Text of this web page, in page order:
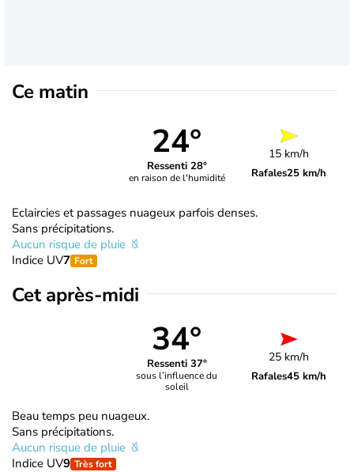
Ce matin
24°
Ressenti 28°
en raison de l'humidité
15 km/h
Rafales25 km/h
Eclaircies et passages nuageux parfois denses.
Sans précipitations.
Aucun risque de pluie
Indice UV7 Fort
Cet après-midi
34°
Ressenti 37°
sous l’influence du
soleil
25 km/h
Rafales45 km/h
Beau temps peu nuageux.
Sans précipitations.
Aucun risque de pluie
Indice UV9 Très fort